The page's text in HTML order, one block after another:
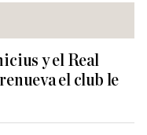
y el Real
el club le